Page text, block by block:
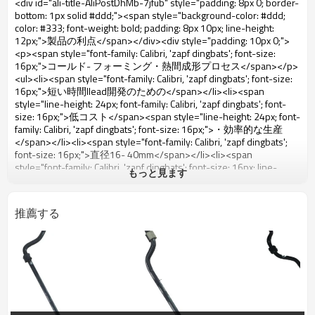
もっと見ます
推薦する